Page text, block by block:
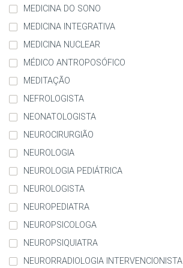
MEDICINA DO SONO
MEDICINA INTEGRATIVA
MEDICINA NUCLEAR
MÉDICO ANTROPOSÓFICO
MEDITAÇÃO
NEFROLOGISTA
NEONATOLOGISTA
NEUROCIRURGIÃO
NEUROLOGIA
NEUROLOGIA PEDIÁTRICA
NEUROLOGISTA
NEUROPEDIATRA
NEUROPSICOLOGA
NEUROPSIQUIATRA
NEURORRADIOLOGIA INTERVENCIONISTA